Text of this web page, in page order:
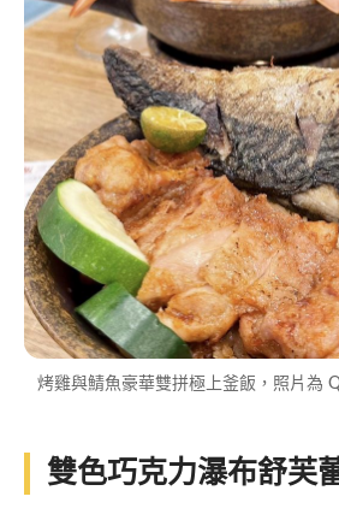
烤雞與鯖魚豪華雙拼極上釜飯，照片為
雙色巧克力瀑布舒芙